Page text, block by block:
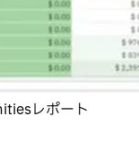
レポート